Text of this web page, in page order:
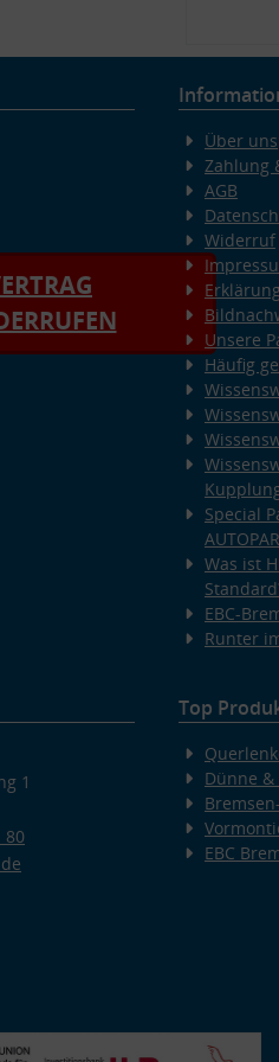
Über uns
Zahlung
AGB
Widerruf
Unsere
Häufig
Special
Was ist
EBC-
Runter
1
80
Top
Dünne
EBC